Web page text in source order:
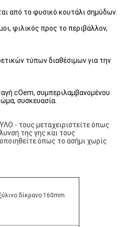
από το φυσικό κουτάλι σημύδων.
φιλικός προς το περιβάλλον,
τύπων διαθέσιμων για την
cOem, συμπεριλαμβανομένου
συσκευασία.
- τους μεταχειριστείτε όπως
της γης και τους
όπως το ασήμι χωρίς
δίκρανο 160mm